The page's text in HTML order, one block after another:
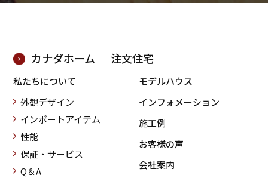
カナダホーム ｜ 注文住宅
私たちについて
外観デザイン
インポートアイテム
性能
保証・サービス
Q＆A
モデルハウス
インフォメーション
施工例
お客様の声
会社案内